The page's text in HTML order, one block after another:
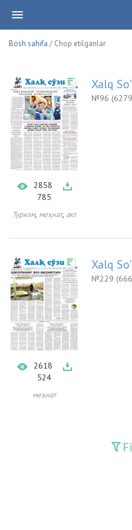
Bosh sahifa / Chop etilganlar
2858
785
Туризм, меҳнат, акт
Xalq
№96
2618
524
меҳнат
Xalq
№229